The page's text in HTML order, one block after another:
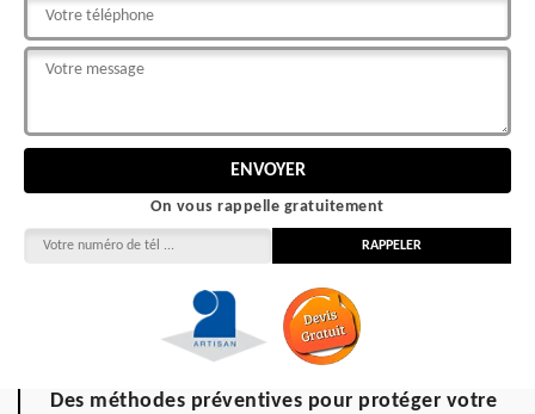
On vous rappelle gratuitement
Des méthodes préventives pour protéger votre